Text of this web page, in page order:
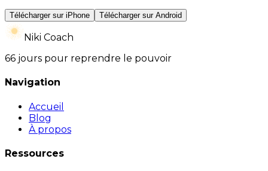
Télécharger sur iPhone Télécharger sur Android
Niki Coach
66 jours pour reprendre le pouvoir
Navigation
Accueil
Blog
À propos
Ressources